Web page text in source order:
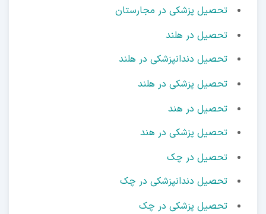
تحصیل پزشکی در مجارستان
تحصیل در هلند
تحصیل دندانپزشکی در هلند
تحصیل پزشکی در هلند
تحصیل در هند
تحصیل پزشکی در هند
تحصیل در چک
تحصیل دندانپزشکی در چک
تحصیل پزشکی در چک